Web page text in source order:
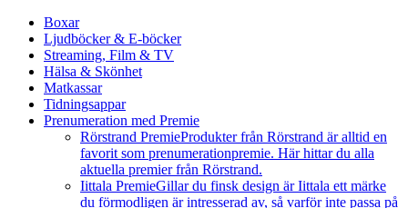
Boxar
Ljudböcker & E-böcker
Streaming, Film & TV
Hälsa & Skönhet
Matkassar
Tidningsappar
Prenumeration med Premie
Rörstrand PremieProdukter från Rörstrand är alltid en
favorit som prenumerationpremie. Här hittar du alla
aktuella premier från Rörstrand.
Iittala PremieGillar du finsk design är Iittala ett märke
du förmodligen är intresserad av, så varför inte passa på